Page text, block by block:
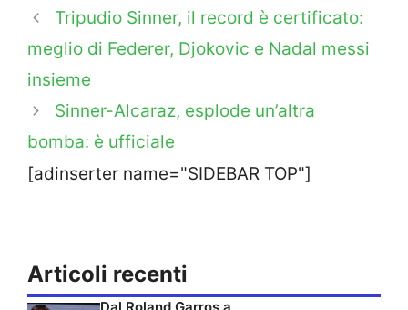
Tripudio Sinner, il record è certificato:
meglio di Federer, Djokovic e Nadal messi
insieme
Sinner-Alcaraz, esplode un’altra
bomba: è ufficiale
[adinserter name="SIDEBAR TOP"]
Articoli recenti